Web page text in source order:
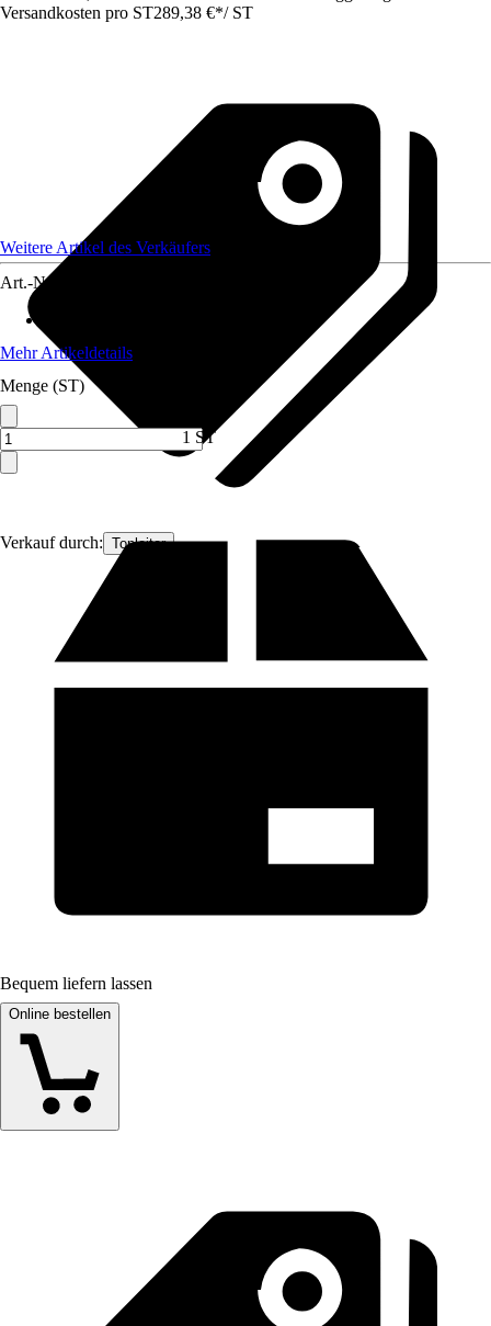
Versandkosten pro ST289,38 €*/ ST
Verkauf durch: Topleiter
Weitere Artikel des Verkäufers
Art.-Nr.
Mehr Artikeldetails
Menge (ST)
1 ST
Bequem liefern lassen
Online bestellen